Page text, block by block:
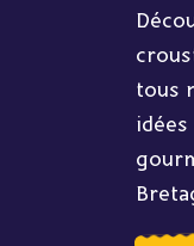
tous